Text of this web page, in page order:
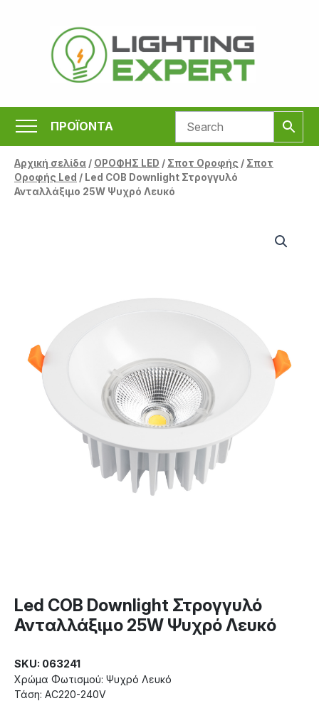
περιεχόμενο
ΠΡΟΪΟΝΤΑ
Αρχική σελίδα/ ΟΡΟΦΗΣ LED / Σποτ Οροφής / Σποτ
Οροφής Led / Led COB Downlight Στρογγυλό
Ανταλλάξιμο 25W Ψυχρό Λευκό
Led COB Downlight Στρογγυλό
Ανταλλάξιμο 25W Ψυχρό Λευκό
SKU: 063241
Χρώμα Φωτισμού: Ψυχρό Λευκό
Τάση: AC220-240V